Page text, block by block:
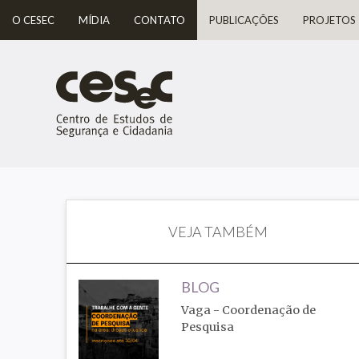
O CESEC MÍDIA CONTATO PUBLICAÇÕES PROJETOS
VEJA TAMBÉM
BLOG
Vaga - Coordenação de
Pesquisa